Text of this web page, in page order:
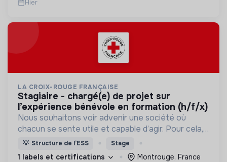
Hier
LA CROIX-ROUGE FRANÇAISE
stagiaire - chargé(e) de projet sur
l’expérience bénévole en formation (h/f/x)
Nous souhaitons voir advenir une société où
chacun se sente utile et capable d’agir. Pour cela,
nous proposons des moyens et des lieux
d’engagement innovants et adaptés à tous.
💡 Structure de l’ESS Stage
1 labels et certifications
Montrouge, France